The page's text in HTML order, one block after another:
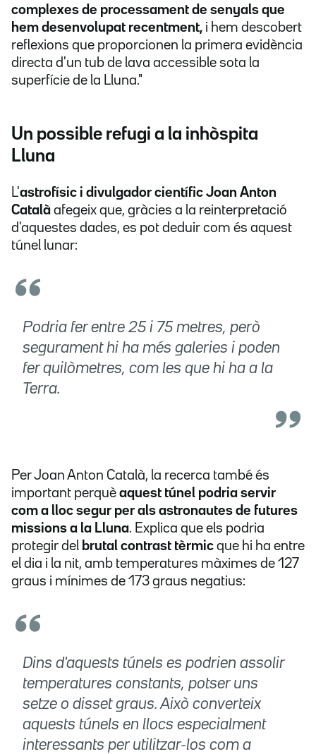
complexes de processament de senyals que
hem desenvolupat recentment, i hem descobert
reflexions que proporcionen la primera evidència
directa d'un tub de lava accessible sota la
superfície de la Lluna."
Un possible refugi a la inhòspita
Lluna
L'astrofísic i divulgador científic Joan Anton
Català afegeix que, gràcies a la reinterpretació
d'aquestes dades, es pot deduir com és aquest
túnel lunar:
Podria fer entre 25 i 75 metres, però
segurament hi ha més galeries i poden
fer quilòmetres, com les que hi ha a la
Terra.
Per Joan Anton Català, la recerca també és
important perquè aquest túnel podria servir
com a lloc segur per als astronautes de futures
missions a la Lluna. Explica que els podria
protegir del brutal contrast tèrmic que hi ha entre
el dia i la nit, amb temperatures màximes de 127
graus i mínimes de 173 graus negatius:
Dins d'aquests túnels es podrien assolir
temperatures constants, potser uns
setze o disset graus. Això converteix
aquests túnels en llocs especialment
interessants per utilitzar-los com a